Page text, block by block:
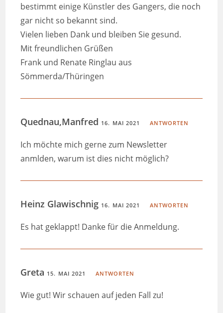
bestimmt einige Künstler des Gangers, die noch
gar nicht so bekannt sind.
Vielen lieben Dank und bleiben Sie gesund.
Mit freundlichen Grüßen
Frank und Renate Ringlau aus
Sömmerda/Thüringen
Quednau,Manfred 16. MAI 2021 ANTWORTEN
Ich möchte mich gerne zum Newsletter
anmlden, warum ist dies nicht möglich?
Heinz Glawischnig 16. MAI 2021 ANTWORTEN
Es hat geklappt! Danke für die Anmeldung.
Greta 15. MAI 2021 ANTWORTEN
Wie gut! Wir schauen auf jeden Fall zu!